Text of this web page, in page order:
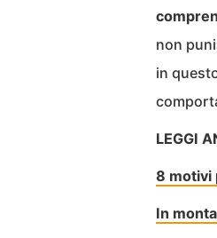
non
in
LEGGI
8 motivi
In